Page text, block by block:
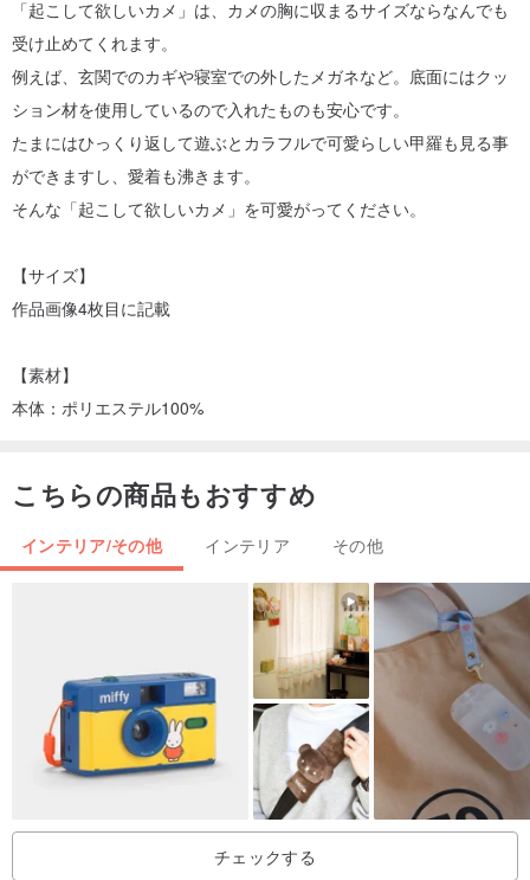
「起こして欲しいカメ」は、カメの胸に収まるサイズならなんでも
受け止めてくれます。
例えば、玄関でのカギや寝室での外したメガネなど。底面にはクッ
ション材を使用しているので入れたものも安心です。
たまにはひっくり返して遊ぶとカラフルで可愛らしい甲羅も見る事
ができますし、愛着も沸きます。
そんな「起こして欲しいカメ」を可愛がってください。
【サイズ】
作品画像4枚目に記載
【素材】
本体：ポリエステル100%
こちらの商品もおすすめ
インテリア/その他 インテリア その他
チェックする